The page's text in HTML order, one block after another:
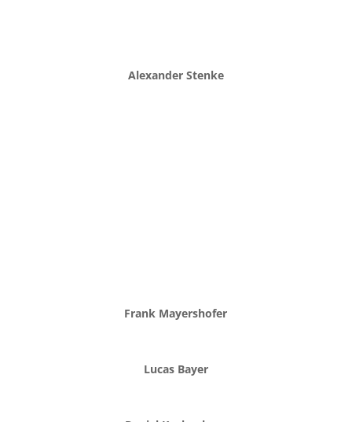
Alexander Stenke
Frank Mayershofer
Lucas Bayer